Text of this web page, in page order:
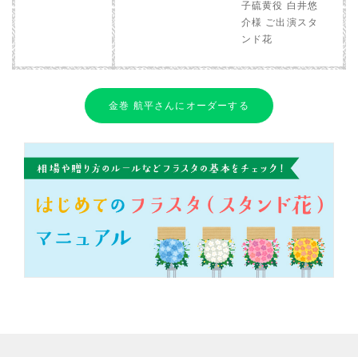
子硫黄役 白井悠
介様 ご出演スタ
ンド花
金巻 航平さんにオーダーする